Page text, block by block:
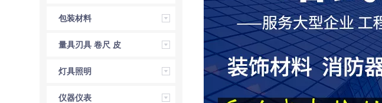
包装材料
量具刃具 卷尺 皮
尺 角尺 直尺
灯具照明
仪器仪表